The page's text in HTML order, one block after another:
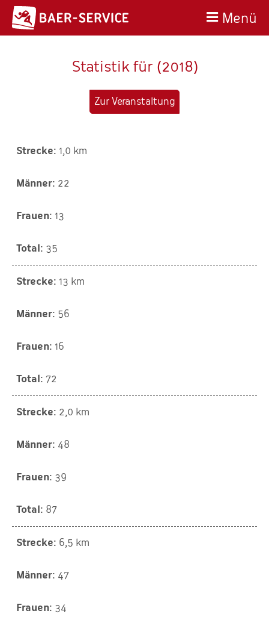
Menü
Statistik für (2018)
Zur Veranstaltung
1,0 km
22
13
35
13 km
56
16
72
2,0 km
48
39
87
6,5 km
47
34